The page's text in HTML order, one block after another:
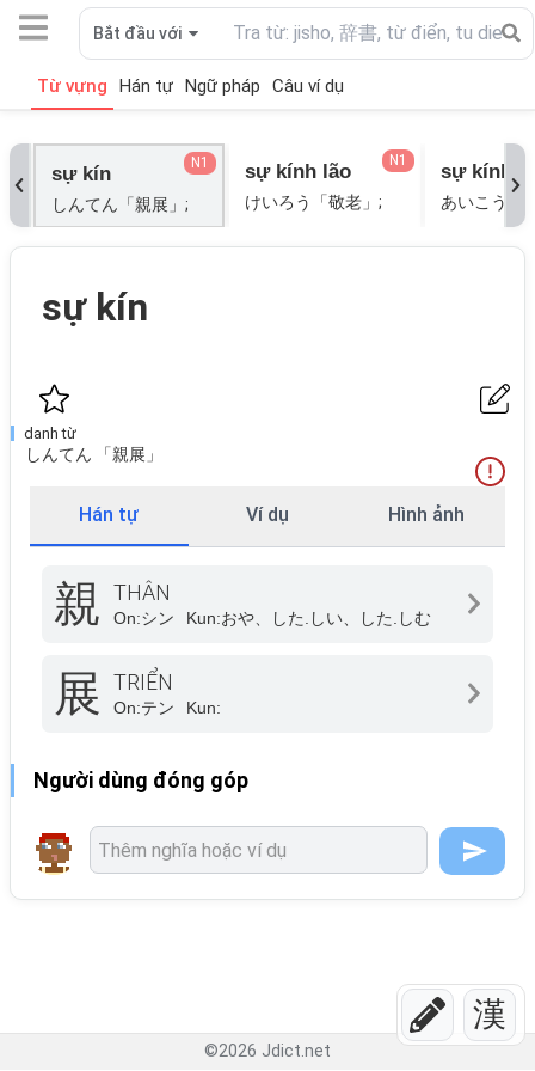
漢
Bắt đầu với
Từ vựng Hán tự Ngữ pháp Câu ví dụ
sự kín
しんてん「親展」;
N1 sự kính lão
けいろう「敬老」;
N1 sự kính
sự kín
danh từ
しんてん 「親展」
Hán tự Ví dụ Hình ảnh
親 THÂN
On:シン Kun:おや、した.しい、した.しむ
展 TRIỂN
On:テン Kun:
Người dùng đóng góp
©2026 Jdict.net